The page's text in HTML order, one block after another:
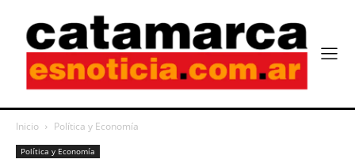
Inicio Política y Economía
Política y Economía